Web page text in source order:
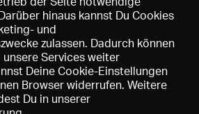
Speichern
hinaus kannst Du Cookies
und
zulassen. Dadurch können
Services weiter
Deine Cookie-Einstellungen
Browser widerrufen. Weitere
Du in unserer